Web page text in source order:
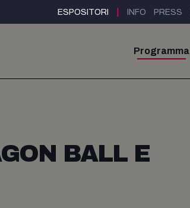
ESPOSITORI INFO PRESS
Programma
BALL E